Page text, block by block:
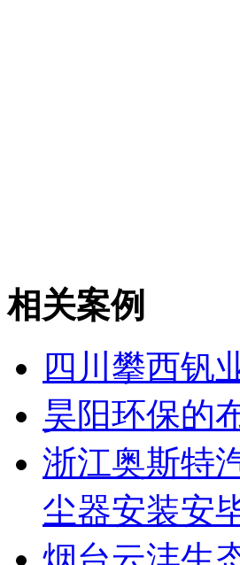
相关案例
四川攀西钒
昊阳环保的
浙江奥斯特
尘器安装安